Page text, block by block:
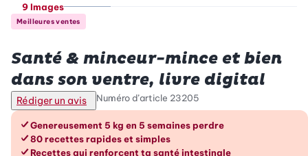
9 Images
Meilleures ventes
Santé & minceur-mince et bien
dans son ventre, livre digital
Rédiger un avis Numéro d’article 23205
Les avantages en un coup d’œil
Genereusement 5 kg en 5 semaines perdre
80 recettes rapides et simples
Recettes qui renforcent ta santé intestinale